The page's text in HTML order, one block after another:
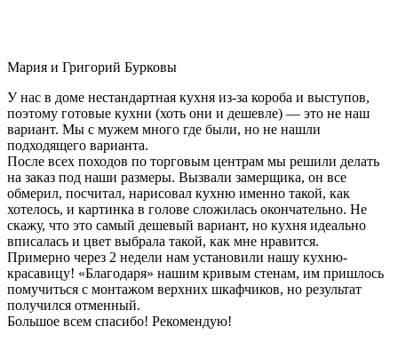
Мария и Григорий Бурковы
У нас в доме нестандартная кухня из-за короба и выступов,
поэтому готовые кухни (хоть они и дешевле) — это не наш
вариант. Мы с мужем много где были, но не нашли
подходящего варианта.
После всех походов по торговым центрам мы решили делать
на заказ под наши размеры. Вызвали замерщика, он все
обмерил, посчитал, нарисовал кухню именно такой, как
хотелось, и картинка в голове сложилась окончательно. Не
скажу, что это самый дешевый вариант, но кухня идеально
вписалась и цвет выбрала такой, как мне нравится.
Примерно через 2 недели нам установили нашу кухню-
красавицу! «Благодаря» нашим кривым стенам, им пришлось
помучиться с монтажом верхних шкафчиков, но результат
получился отменный.
Большое всем спасибо! Рекомендую!